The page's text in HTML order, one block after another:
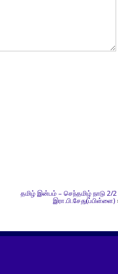
தமிழ் இன்பம் – செந்தமிழ் நாடு 2/
இரா.பி.சேது(ப்பிள்ளை)